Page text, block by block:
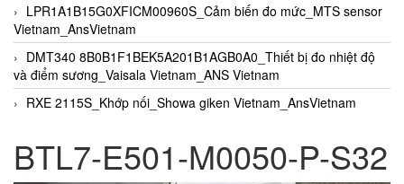
LPR1A1B15G0XFICM00960S_Cảm biến đo mức_MTS sensor
Vietnam_AnsVietnam
DMT340 8B0B1F1BEK5A201B1AGB0A0_Thiết bị đo nhiệt độ
và điểm sương_Vaisala Vietnam_ANS Vietnam
RXE 2115S_Khớp nối_Showa giken Vietnam_AnsVietnam
BTL7-E501-M0050-P-S32